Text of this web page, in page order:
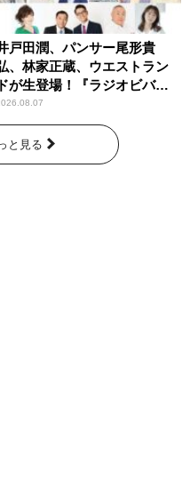
戸田潤、パンサー尾形貴
、林家正蔵、ウエストラン
ドが生登場！『ラジオビバリ
昼ズ』
と見る